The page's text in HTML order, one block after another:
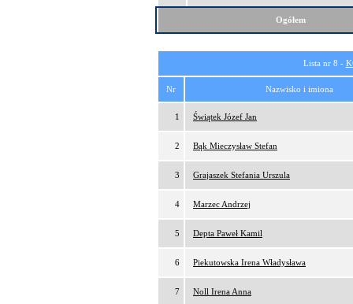
Ogółem
Lista nr 8 -
Nr Nazwisko i imiona
1 Świątek Józef Jan
2 Bąk Mieczysław Stefan
3 Grajaszek Stefania Urszula
4 Marzec Andrzej
5 Depta Paweł Kamil
6 Piekutowska Irena Władysława
7 Noll Irena Anna